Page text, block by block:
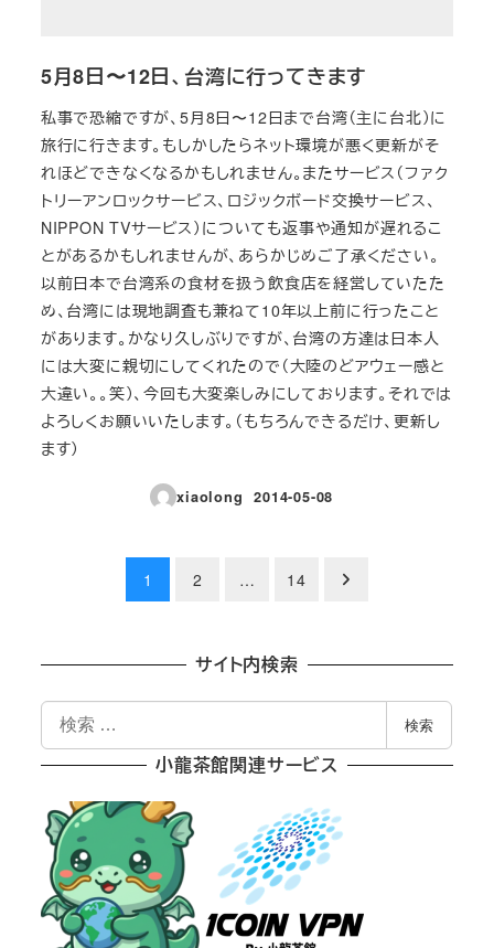
5月8日〜12日、台湾に行ってきます
私事で恐縮ですが、5月8日〜12日まで台湾（主に台北）に
旅行に行きます。もしかしたらネット環境が悪く更新がそ
れほどできなくなるかもしれません。またサービス（ファク
トリーアンロックサービス、ロジックボード交換サービス、
NIPPON TVサービス）についても返事や通知が遅れるこ
とがあるかもしれませんが、あらかじめご了承ください。
以前日本で台湾系の食材を扱う飲食店を経営していたた
め、台湾には現地調査も兼ねて10年以上前に行ったこと
があります。かなり久しぶりですが、台湾の方達は日本人
には大変に親切にしてくれたので（大陸のどアウェー感と
大違い。。笑）、今回も大変楽しみにしております。それでは
よろしくお願いいたします。（もちろんできるだけ、更新し
ます）
xiaolong
投稿日
2014-05-08
の
ペ
ー
ジ
送
り
1 2 … 14
サイト内検索
索
検索
小龍茶館関連サービス